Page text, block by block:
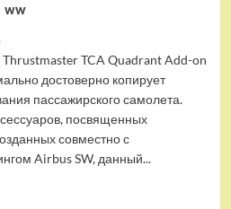
ww
TCA Quadrant Add-on
достоверно копирует
пассажирского самолета.
посвященных
совместно с
Airbus SW, данный...